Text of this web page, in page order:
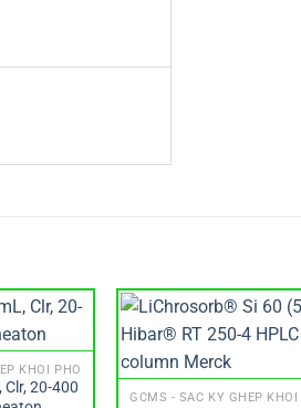
KHỐI PHỔ
Clr, 20-400
GCMS - SẮC KÝ GHÉP KHỐI